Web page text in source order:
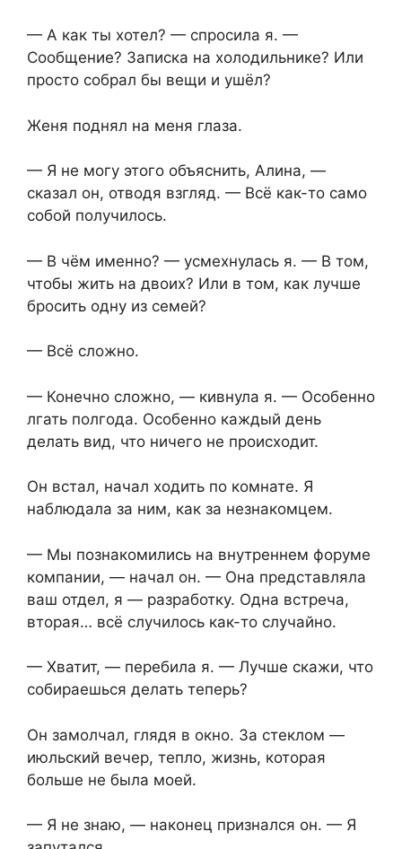
— А как ты хотел? — спросила я. —
Сообщение? Записка на холодильнике? Или
просто собрал бы вещи и ушёл?
Женя поднял на меня глаза.
— Я не могу этого объяснить, Алина, —
сказал он, отводя взгляд. — Всё как-то само
собой получилось.
— В чём именно? — усмехнулась я. — В том,
чтобы жить на двоих? Или в том, как лучше
бросить одну из семей?
— Всё сложно.
— Конечно сложно, — кивнула я. — Особенно
лгать полгода. Особенно каждый день
делать вид, что ничего не происходит.
Он встал, начал ходить по комнате. Я
наблюдала за ним, как за незнакомцем.
— Мы познакомились на внутреннем форуме
компании, — начал он. — Она представляла
ваш отдел, я — разработку. Одна встреча,
вторая… всё случилось как-то случайно.
— Хватит, — перебила я. — Лучше скажи, что
собираешься делать теперь?
Он замолчал, глядя в окно. За стеклом —
июльский вечер, тепло, жизнь, которая
больше не была моей.
— Я не знаю, — наконец признался он. — Я